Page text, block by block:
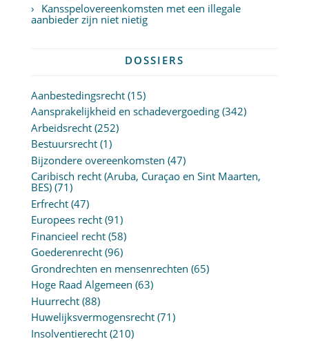
Kansspelovereenkomsten met een illegale
aanbieder zijn niet nietig
DOSSIERS
Aanbestedingsrecht(15)
Aansprakelijkheid en schadevergoeding(342)
Arbeidsrecht(252)
Bestuursrecht(1)
Bijzondere overeenkomsten (47)
Caribisch recht (Aruba, Curaçao en Sint Maarten,
BES)(71)
Erfrecht(47)
Europees recht(91)
Financieel recht(58)
Goederenrecht(96)
Grondrechten en mensenrechten (65)
Hoge Raad Algemeen (63)
Huurrecht(88)
Huwelijksvermogensrecht(71)
Insolventierecht(210)